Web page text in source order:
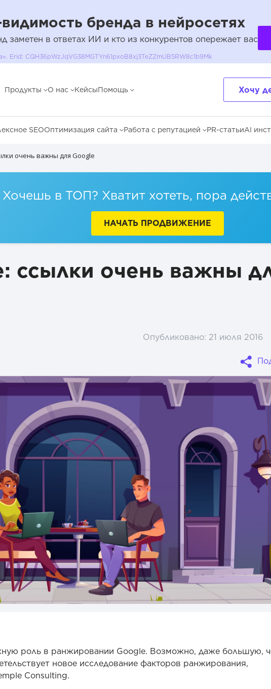
бренда в нейросетях
заметен в ответах ИИ и кто из конкурентов опережает вас
CQH36pWzJqVG38MGTYn61pxoB8xj3TeZZmUB5RW8c1b9Mk
Продукты О нас КейсыПомощь Хочу
SEOОптимизация сайта Работа с репутацией PR-статьиAI
очень важны для Google
Хочешь в ТОП? Хватит хотеть, пора
НАЧАТЬ ПРОДВИЖЕНИЕ
ссылки очень важны
Опубликовано: 21 июля 2016
роль в ранжировании Google. Возможно, даже большую,
новое исследование факторов ранжирования,
Consulting.